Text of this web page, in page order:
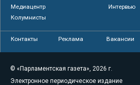
Медиацентр
Интервью
Колумнисты
Контакты Реклама Вакансии
© «Парламентская газета», 2026 г.
Электронное периодическое издание